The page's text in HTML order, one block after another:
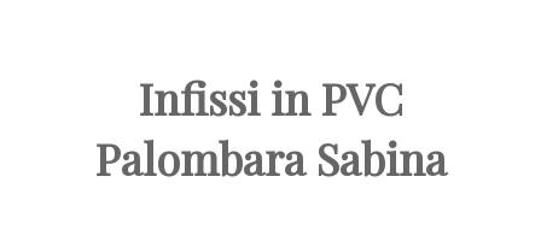
Infissi in PVC
Palombara Sabina